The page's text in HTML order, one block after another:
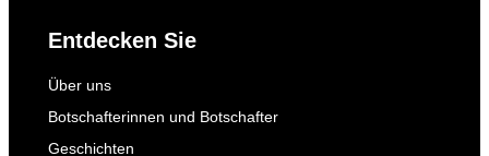
Entdecken Sie
Über uns
Botschafterinnen und Botschafter
Geschichten